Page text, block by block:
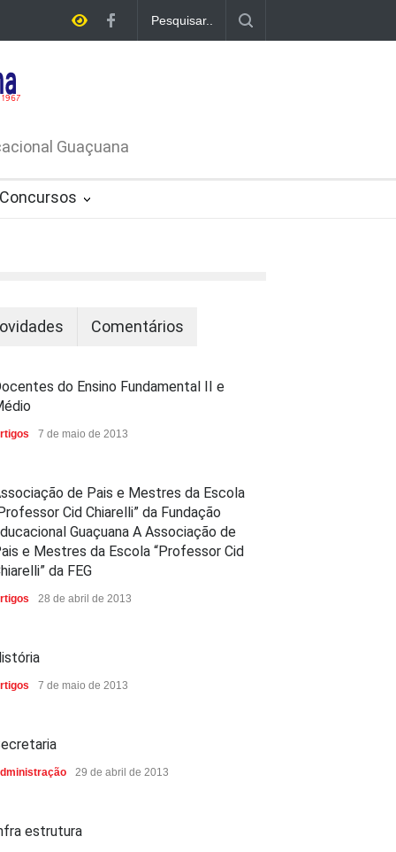
Nº
Guaçuana
Concursos
Comentários
do Ensino Fundamental II e
7 de maio de 2013
de Pais e Mestres da Escola
Cid Chiarelli” da Fundação
Guaçuana A Associação de
e Mestres da Escola “Professor Cid
da FEG
28 de abril de 2013
7 de maio de 2013
29 de abril de 2013
estrutura